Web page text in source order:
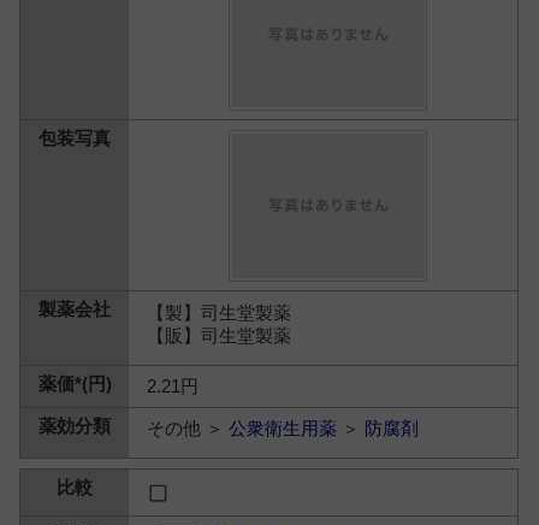
【製】司生堂製薬
【販】司生堂製薬
2.21円
その他 ＞公衆衛生用薬 ＞ 防腐剤